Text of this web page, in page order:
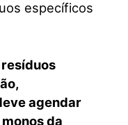
específicos
agendar
da